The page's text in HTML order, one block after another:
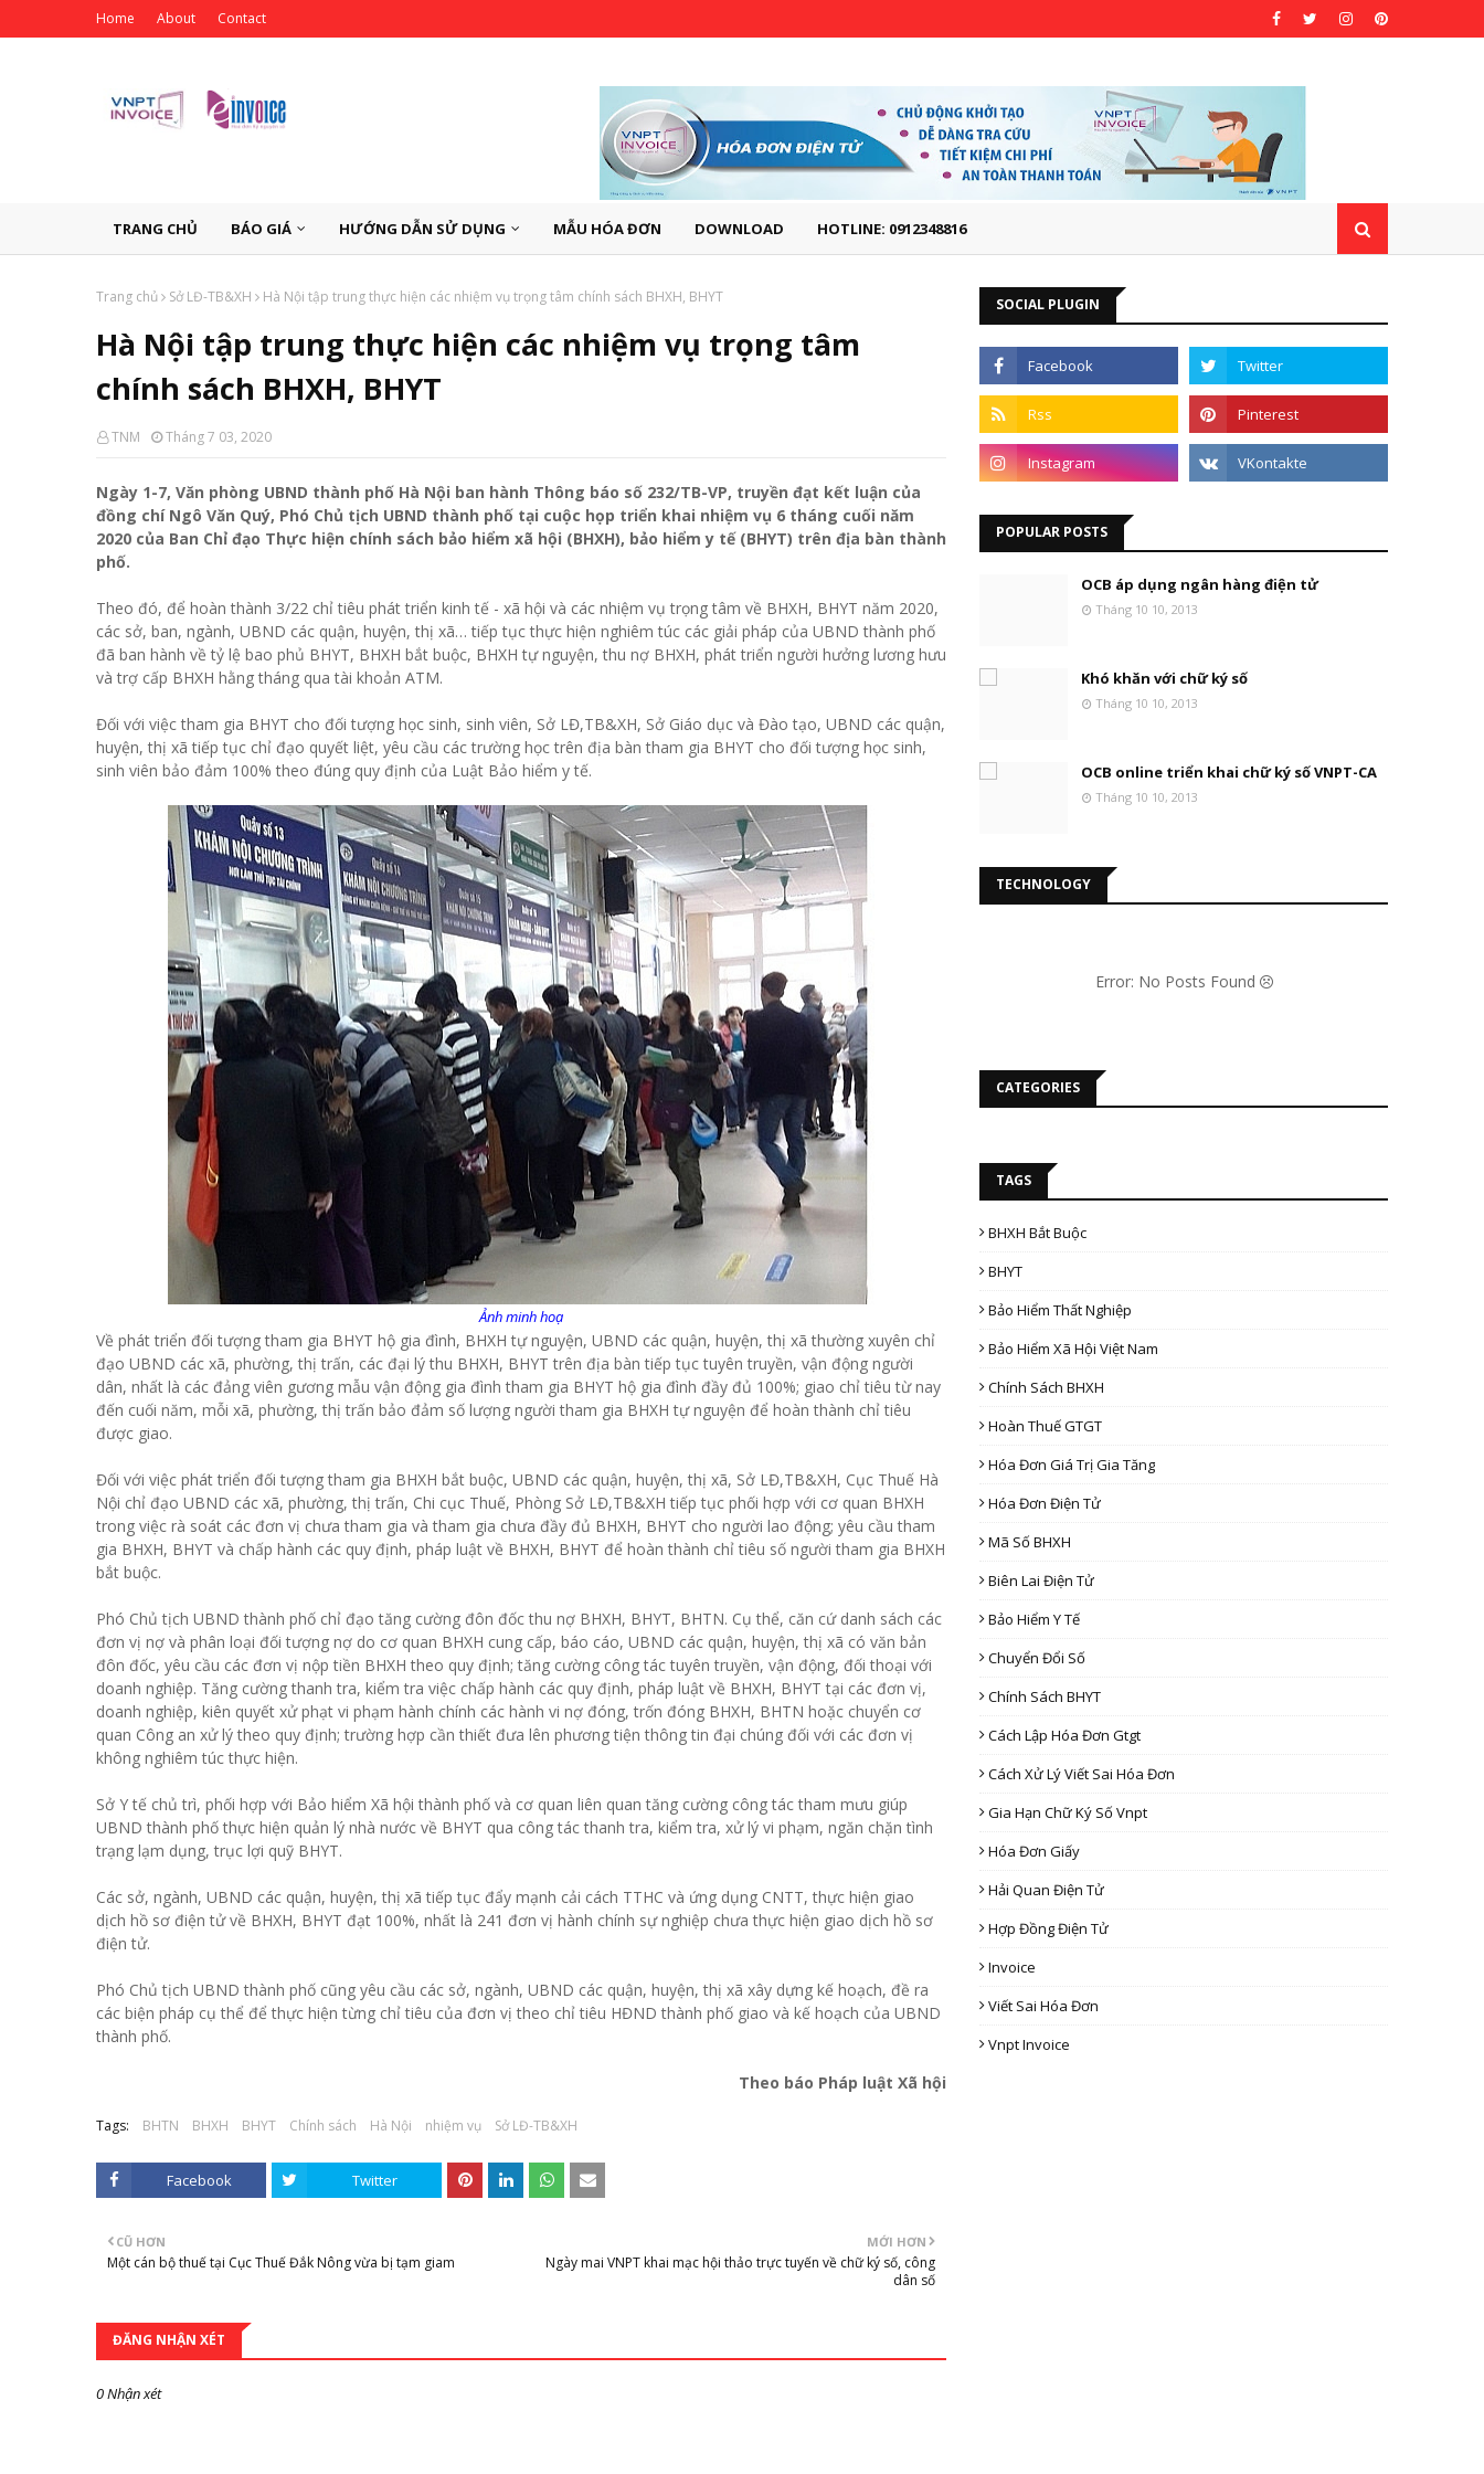
Home About Contact
TRANG CHỦ BÁO GIÁ HƯỚNG DẪN SỬ DỤNG MẪU HÓA ĐƠN DOWNLOAD HOTLINE: 0912348816
Trang chủ Sở LĐ-TB&XH Hà Nội tập trung thực hiện các nhiệm vụ trọng tâm chính sách BHXH, BHYT
Hà Nội tập trung thực hiện các nhiệm vụ trọng tâm
chính sách BHXH, BHYT
TNM Tháng 7 03, 2020
Ngày 1-7, Văn phòng UBND thành phố Hà Nội ban hành Thông báo số 232/TB-VP, truyền đạt kết luận của
đồng chí Ngô Văn Quý, Phó Chủ tịch UBND thành phố tại cuộc họp triển khai nhiệm vụ 6 tháng cuối năm
2020 của Ban Chỉ đạo Thực hiện chính sách bảo hiểm xã hội (BHXH), bảo hiểm y tế (BHYT) trên địa bàn thành
phố.
Theo đó, để hoàn thành 3/22 chỉ tiêu phát triển kinh tế - xã hội và các nhiệm vụ trọng tâm về BHXH, BHYT năm 2020,
các sở, ban, ngành, UBND các quận, huyện, thị xã… tiếp tục thực hiện nghiêm túc các giải pháp của UBND thành phố
đã ban hành về tỷ lệ bao phủ BHYT, BHXH bắt buộc, BHXH tự nguyện, thu nợ BHXH, phát triển người hưởng lương hưu
và trợ cấp BHXH hằng tháng qua tài khoản ATM.
Đối với việc tham gia BHYT cho đối tượng học sinh, sinh viên, Sở LĐ,TB&XH, Sở Giáo dục và Đào tạo, UBND các quận,
huyện, thị xã tiếp tục chỉ đạo quyết liệt, yêu cầu các trường học trên địa bàn tham gia BHYT cho đối tượng học sinh,
sinh viên bảo đảm 100% theo đúng quy định của Luật Bảo hiểm y tế.
Ảnh minh hoạ
Về phát triển đối tượng tham gia BHYT hộ gia đình, BHXH tự nguyện, UBND các quận, huyện, thị xã thường xuyên chỉ
đạo UBND các xã, phường, thị trấn, các đại lý thu BHXH, BHYT trên địa bàn tiếp tục tuyên truyền, vận động người
dân, nhất là các đảng viên gương mẫu vận động gia đình tham gia BHYT hộ gia đình đầy đủ 100%; giao chỉ tiêu từ nay
đến cuối năm, mỗi xã, phường, thị trấn bảo đảm số lượng người tham gia BHXH tự nguyện để hoàn thành chỉ tiêu
được giao.
Đối với việc phát triển đối tượng tham gia BHXH bắt buộc, UBND các quận, huyện, thị xã, Sở LĐ,TB&XH, Cục Thuế Hà
Nội chỉ đạo UBND các xã, phường, thị trấn, Chi cục Thuế, Phòng Sở LĐ,TB&XH tiếp tục phối hợp với cơ quan BHXH
trong việc rà soát các đơn vị chưa tham gia và tham gia chưa đầy đủ BHXH, BHYT cho người lao động; yêu cầu tham
gia BHXH, BHYT và chấp hành các quy định, pháp luật về BHXH, BHYT để hoàn thành chỉ tiêu số người tham gia BHXH
bắt buộc.
Phó Chủ tịch UBND thành phố chỉ đạo tăng cường đôn đốc thu nợ BHXH, BHYT, BHTN. Cụ thể, căn cứ danh sách các
đơn vị nợ và phân loại đối tượng nợ do cơ quan BHXH cung cấp, báo cáo, UBND các quận, huyện, thị xã có văn bản
đôn đốc, yêu cầu các đơn vị nộp tiền BHXH theo quy định; tăng cường công tác tuyên truyền, vận động, đối thoại với
doanh nghiệp. Tăng cường thanh tra, kiểm tra việc chấp hành các quy định, pháp luật về BHXH, BHYT tại các đơn vị,
doanh nghiệp, kiên quyết xử phạt vi phạm hành chính các hành vi nợ đóng, trốn đóng BHXH, BHTN hoặc chuyển cơ
quan Công an xử lý theo quy định; trường hợp cần thiết đưa lên phương tiện thông tin đại chúng đối với các đơn vị
không nghiêm túc thực hiện.
Sở Y tế chủ trì, phối hợp với Bảo hiểm Xã hội thành phố và cơ quan liên quan tăng cường công tác tham mưu giúp
UBND thành phố thực hiện quản lý nhà nước về BHYT qua công tác thanh tra, kiểm tra, xử lý vi phạm, ngăn chặn tình
trạng lạm dụng, trục lợi quỹ BHYT.
Các sở, ngành, UBND các quận, huyện, thị xã tiếp tục đẩy mạnh cải cách TTHC và ứng dụng CNTT, thực hiện giao
dịch hồ sơ điện tử về BHXH, BHYT đạt 100%, nhất là 241 đơn vị hành chính sự nghiệp chưa thực hiện giao dịch hồ sơ
điện tử.
Phó Chủ tịch UBND thành phố cũng yêu cầu các sở, ngành, UBND các quận, huyện, thị xã xây dựng kế hoạch, đề ra
các biện pháp cụ thể để thực hiện từng chỉ tiêu của đơn vị theo chỉ tiêu HĐND thành phố giao và kế hoạch của UBND
thành phố.
Theo báo Pháp luật Xã hội
Tags: BHTN BHXH BHYT Chính sách Hà Nội nhiệm vụ Sở LĐ-TB&XH
Facebook Twitter
MỚI HƠN
Ngày mai VNPT khai mạc hội thảo trực tuyến về chữ ký số, công
dân số
CŨ HƠN
Một cán bộ thuế tại Cục Thuế Đắk Nông vừa bị tạm giam
ĐĂNG NHẬN XÉT
0 Nhận xét
SOCIAL PLUGIN
POPULAR POSTS
OCB áp dụng ngân hàng điện tử
Tháng 10 10, 2013
Khó khăn với chữ ký số
Tháng 10 10, 2013
OCB online triển khai chữ ký số VNPT-CA
Tháng 10 10, 2013
TECHNOLOGY
Error: No Posts Found
CATEGORIES
TAGS
BHXH Bắt Buộc
BHYT
Bảo Hiểm Thất Nghiệp
Bảo Hiểm Xã Hội Việt Nam
Chính Sách BHXH
Hoàn Thuế GTGT
Hóa Đơn Giá Trị Gia Tăng
Hóa Đơn Điện Tử
Mã Số BHXH
Biên Lai Điện Tử
Bảo Hiểm Y Tế
Chuyển Đổi Số
Chính Sách BHYT
Cách Lập Hóa Đơn Gtgt
Cách Xử Lý Viết Sai Hóa Đơn
Gia Hạn Chữ Ký Số Vnpt
Hóa Đơn Giấy
Hải Quan Điện Tử
Hợp Đồng Điện Tử
Invoice
Viết Sai Hóa Đơn
Vnpt Invoice